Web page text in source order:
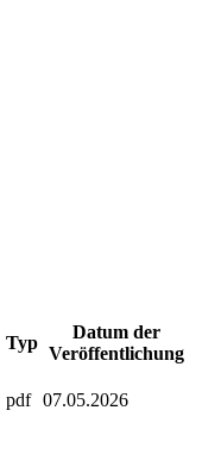
Typ
Datum der
Veröffentlichung
pdf 07.05.2026